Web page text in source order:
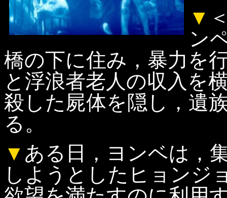
▼
ン
橋の下に住み，暴力を
と浮浪者老人の収入を
殺した屍体を隠し，遺
る。
▼ ある日，ヨンベは，
しようとしたヒョンジ